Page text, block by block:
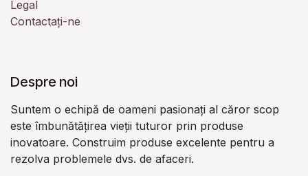
Legal
Contactați-ne
Despre noi
Suntem o echipă de oameni pasionați al căror scop
este îmbunătățirea vieții tuturor prin produse
inovatoare. Construim produse excelente pentru a
rezolva problemele dvs. de afaceri.